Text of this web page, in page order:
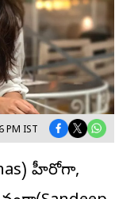
PM IST
హీరోగా,